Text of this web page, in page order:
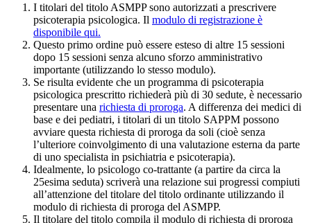
I titolari del titolo ASMPP sono autorizzati a prescrivere
psicoterapia psicologica. Il modulo di registrazione è
disponibile qui.
Questo primo ordine può essere esteso di altre 15 sessioni
dopo 15 sessioni senza alcuno sforzo amministrativo
importante (utilizzando lo stesso modulo).
Se risulta evidente che un programma di psicoterapia
psicologica prescritto richiederà più di 30 sedute, è necessario
presentare una richiesta di proroga. A differenza dei medici di
base e dei pediatri, i titolari di un titolo SAPPM possono
avviare questa richiesta di proroga da soli (cioè senza
l’ulteriore coinvolgimento di una valutazione esterna da parte
di uno specialista in psichiatria e psicoterapia).
Idealmente, lo psicologo co-trattante (a partire da circa la
25esima seduta) scriverà una relazione sui progressi compiuti
all’attenzione del titolare del titolo ordinante utilizzando il
modulo di richiesta di proroga del ASMPP.
Il titolare del titolo compila il modulo di richiesta di proroga